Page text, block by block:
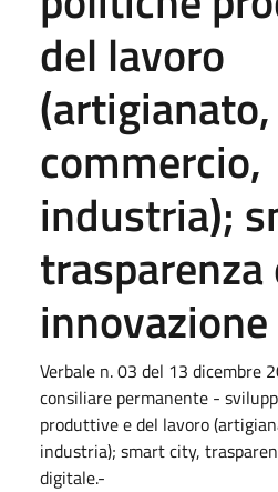
del lavoro
(artigianato,
commercio,
industria);
trasparenza
Verbale n. 03 del 13 dicembre
consiliare permanente -
produttive e del lavoro
industria); smart city,
digitale.-